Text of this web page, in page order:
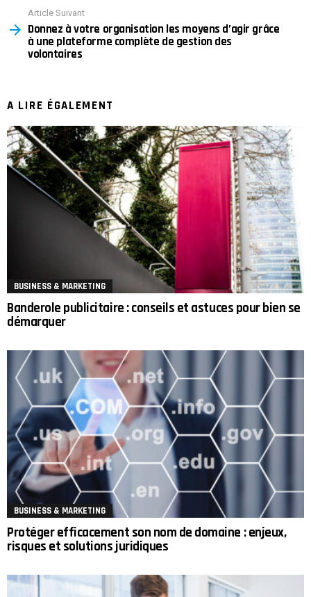
Article Suivant
Donnez à votre organisation les moyens d’agir grâce
à une plateforme complète de gestion des
volontaires
A LIRE ÉGALEMENT
BUSINESS & MARKETING
Banderole publicitaire : conseils et astuces pour bien se
démarquer
BUSINESS & MARKETING
Protéger efficacement son nom de domaine : enjeux,
risques et solutions juridiques